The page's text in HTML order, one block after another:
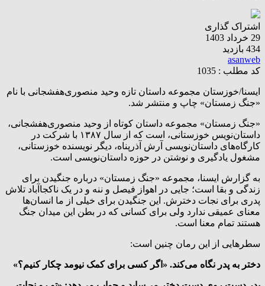
اشتراک گذاری
29 خرداد 1403
434 بازدید
asanweb
کد مطلب : 1035
ایسنا/خوزستان مجموعه داستان تازه‌ وحید منصوری‌هفشجانی با نام
«جنگ زمستان» چاپ و منتشر شد.
«جنگ زمستان» مجموعه داستان کوتاه از وحید منصوری‌هفشجانی،
داستان‌نویس خوزستانی، است که از سال ۱۳۸۷ با شرکت در
کارگاه‌های داستان‌نویسی آرش آذرپناه، دیگر نویسنده خوزستانی،
مشغول یادگیری و نوشتن در حوزه داستان‌نویسی است.
به گزارش ایسنا، مجموعه «جنگ زمستان» درباره جنگیدن برای
زندگی و بقا است؛ جایی در اهواز فیصل و ننه و در یک ناکجاآباد تلاش
پدری برای نجات دخترش. این جنگیدن برای خیلی از ما انسان‌ها
معنای عمیقی ندارد ولی برای کسانی که در بطن این میدان جنگ
هستند تمام معنا است.
سطرهایی از این رمان چنین است:
دختر به پدر نگاه می‌کند. «اگر کسی برای کمک نیومد چکار کنیم؟»